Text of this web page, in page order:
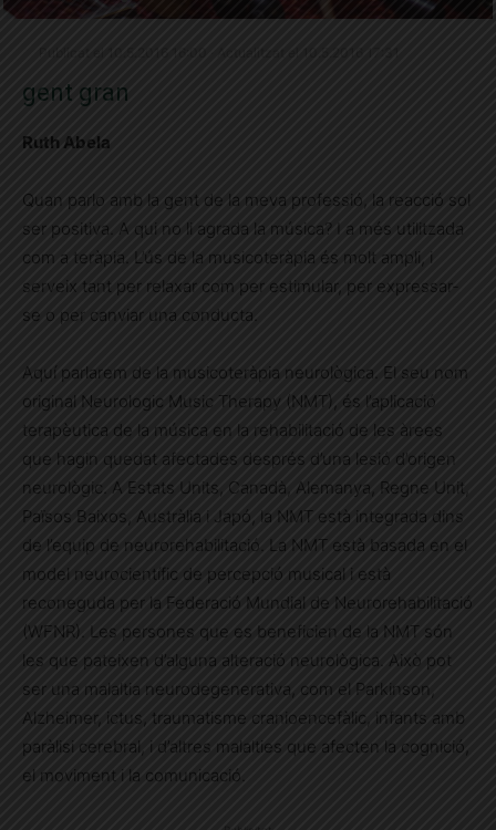
gent gran
Ruth Abela
Quan parlo amb la gent de la meva professió, la reacció sol
ser positiva. A qui no li agrada la música? I a més utilitzada
com a teràpia. L’ús de la musicoteràpia és molt ampli, i
serveix tant per relaxar com per estimular, per expressar-
se o per canviar una conducta.
Aquí parlarem de la musicoteràpia neurològica. El seu nom
original Neurologic Music Therapy (NMT), és l’aplicació
terapèutica de la música en la rehabilitació de les àrees
que hagin quedat afectades després d’una lesió d’origen
neurològic. A Estats Units, Canadà, Alemanya, Regne Unit,
Països Baixos, Austràlia i Japó, la NMT està integrada dins
de l’equip de neurorehabilitació. La NMT està basada en el
model neurocientífic de percepció musical i està
reconeguda per la Federació Mundial de Neurorehabilitació
(WFNR). Les persones que es beneficien de la NMT són
les que pateixen d’alguna alteració neurològica. Això pot
ser una malaltia neurodegenerativa, com el Parkinson,
Alzheimer, ictus, traumatisme cranioencefàlic, infants amb
paràlisi cerebral, i d’altres malalties que afecten la cognició,
el moviment i la comunicació.